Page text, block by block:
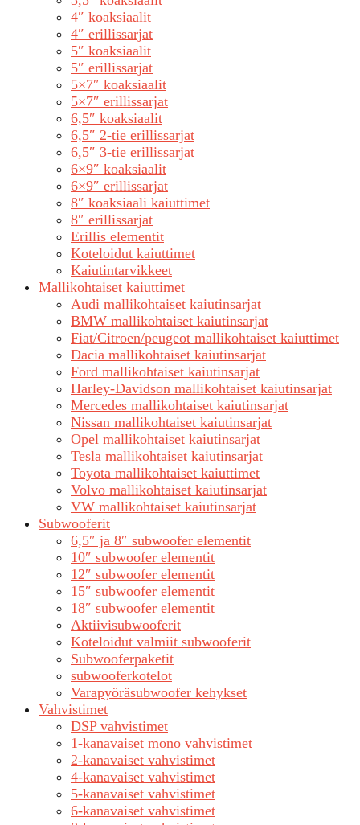
4″ koaksiaalit
4″ erillissarjat
5″ koaksiaalit
5″ erillissarjat
5×7″ koaksiaalit
5×7″ erillissarjat
6,5″ koaksiaalit
6,5″ 2-tie erillissarjat
6,5″ 3-tie erillissarjat
6×9″ koaksiaalit
6×9″ erillissarjat
8″ koaksiaali kaiuttimet
8″ erillissarjat
Erillis elementit
Koteloidut kaiuttimet
Kaiutintarvikkeet
Mallikohtaiset kaiuttimet
Audi mallikohtaiset kaiutinsarjat
BMW mallikohtaiset kaiutinsarjat
Fiat/Citroen/peugeot mallikohtaiset kaiuttimet
Dacia mallikohtaiset kaiutinsarjat
Ford mallikohtaiset kaiutinsarjat
Harley-Davidson mallikohtaiset kaiutinsarjat
Mercedes mallikohtaiset kaiutinsarjat
Nissan mallikohtaiset kaiutinsarjat
Opel mallikohtaiset kaiutinsarjat
Tesla mallikohtaiset kaiutinsarjat
Toyota mallikohtaiset kaiuttimet
Volvo mallikohtaiset kaiutinsarjat
VW mallikohtaiset kaiutinsarjat
Subwooferit
6,5″ ja 8″ subwoofer elementit
10″ subwoofer elementit
12″ subwoofer elementit
15″ subwoofer elementit
18″ subwoofer elementit
Aktiivisubwooferit
Koteloidut valmiit subwooferit
Subwooferpaketit
subwooferkotelot
Varapyöräsubwoofer kehykset
Vahvistimet
DSP vahvistimet
1-kanavaiset mono vahvistimet
2-kanavaiset vahvistimet
4-kanavaiset vahvistimet
5-kanavaiset vahvistimet
6-kanavaiset vahvistimet